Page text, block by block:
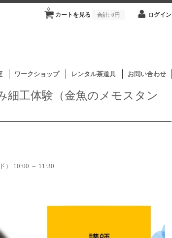
カートを見る
0
合計: 0円 ログイン
ワークショップ レンタル茶道具 お問い合わせ
細工体験（金魚のメモスタン
） 10:00 ～ 11:30